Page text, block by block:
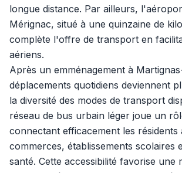
longue distance. Par ailleurs,
Mérignac, situé à une quinzaine de
complète l'offre de transport en
aériens.
Après un emménagement à
déplacements quotidiens deviennent
la diversité des modes de transport
réseau de bus urbain léger joue un
connectant efficacement les résidents
commerces, établissements scolaires
santé. Cette accessibilité favorise une